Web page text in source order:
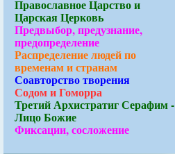
Православное Царство и
Царская Церковь
Предвыбор, предузнание,
предопределение
Распределение людей по
временам и странам
Соавторство творения
Содом и Гоморра
Третий Архистратиг Серафим -
Лицо Божие
Фиксации, сосложение